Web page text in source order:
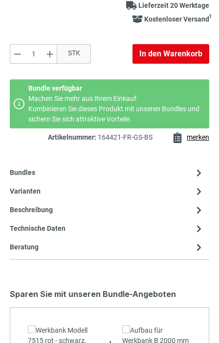
Lieferzeit 20 Werktage
Kostenloser Versand1
Produkt Anzahl: Gib den gewünschten
STK In den Warenkorb
Bundle verfügbar
Machen Sie mehr aus Ihrem Einkauf:
Kombinieren Sie dieses Produkt mit unseren Bundles und
sichern Sie sich attraktive Vorteile.
Artikelnummer: 164421-FR-GS-BS merken
Bundles
Varianten
Beschreibung
Technische Daten
Beratung
Sparen Sie mit unseren Bundle-Angeboten